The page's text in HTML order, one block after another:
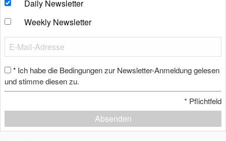
Daily Newsletter
Weekly Newsletter
* Ich habe die Bedingungen zur Newsletter-Anmeldung gelesen
und stimme diesen zu.
* Pflichtfeld
Absenden